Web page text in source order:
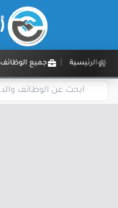
الرئيسية جميع الوظائف